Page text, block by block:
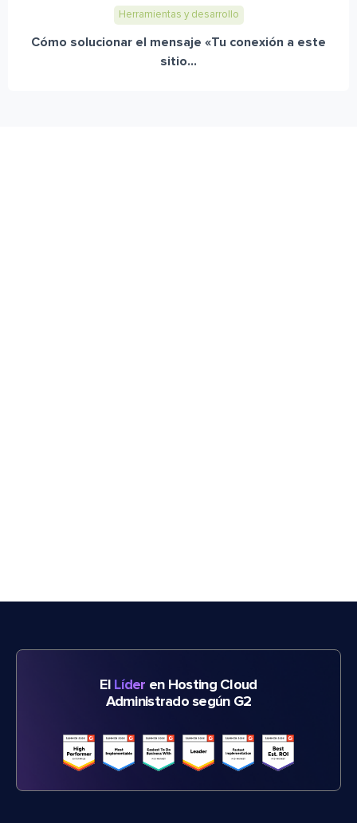
Herramientas y desarrollo
Cómo solucionar el mensaje «Tu conexión a este
sitio...
El Líder en Hosting Cloud
Administrado según G2